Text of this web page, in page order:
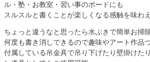
ル・塾・お教室・習い事のボードにも
スルスルと書くことが楽しくなる感触を味わえ
ちょっと違うなと思ったら水ぶきで簡単お掃除
何度も書き消しできるので趣味やアート作品
付属している吊金具で吊り下げたり壁掛けた